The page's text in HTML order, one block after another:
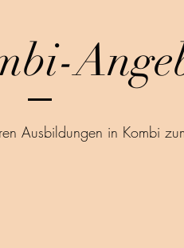
Ausbildungen in Kombi